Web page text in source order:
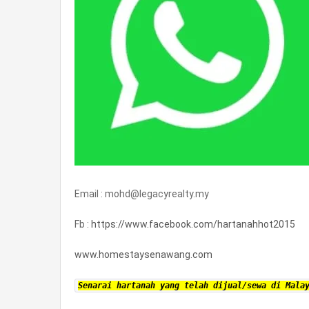
Email : mohd@legacyrealty.my
Fb : https://www.facebook.com/hartanahhot2015
www.homestaysenawang.com
Senarai hartanah yang telah dijual/sewa di